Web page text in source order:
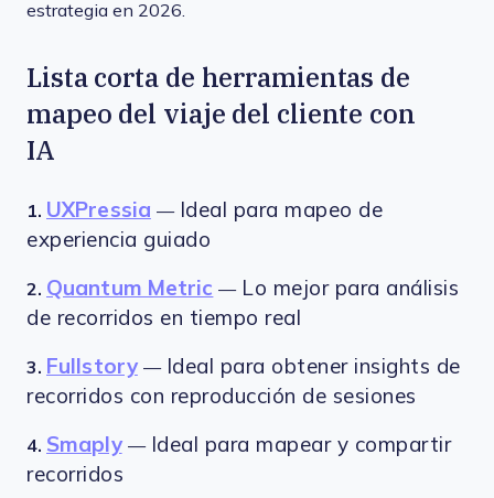
estrategia en 2026.
Lista corta de herramientas de
mapeo del viaje del cliente con
IA
1. UXPressia — Ideal para mapeo de
experiencia guiado
2. Quantum Metric — Lo mejor para análisis
de recorridos en tiempo real
3. Fullstory — Ideal para obtener insights de
recorridos con reproducción de sesiones
4. Smaply — Ideal para mapear y compartir
recorridos